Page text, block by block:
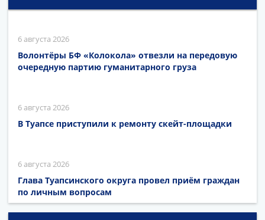
6 августа 2026
Волонтёры БФ «Колокола» отвезли на передовую
очередную партию гуманитарного груза
6 августа 2026
В Туапсе приступили к ремонту скейт-площадки
6 августа 2026
Глава Туапсинского округа провел приём граждан
по личным вопросам